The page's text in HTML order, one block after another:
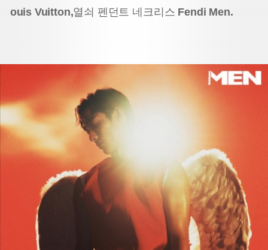
ouis Vuitton,열쇠 펜던트 네크리스 Fendi Men.